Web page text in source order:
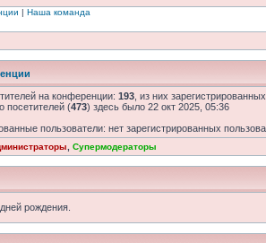
| Наша команда
на конференции: 193 , из них
посетителей (473) здесь было 22 окт 2025, 05:36
пользователи: нет зарегистрированных
Супермодераторы
рождения.